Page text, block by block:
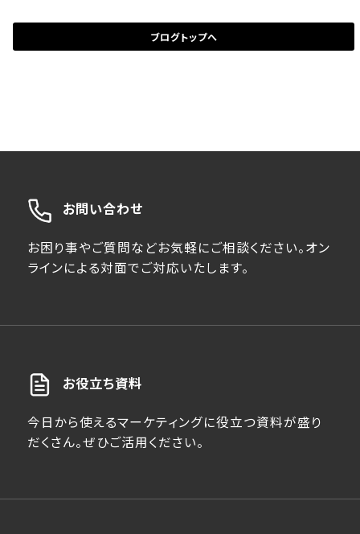
ブログトップへ
お問い合わせ
お困り事やご質問などお気軽にご相談ください。オン
ラインによる対面でご対応いたします。
お役立ち資料
今日から使えるマーケティングに役立つ資料が盛り
だくさん。ぜひご活用ください。